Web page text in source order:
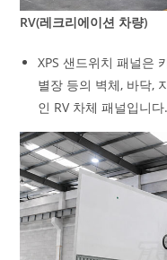
RV(레크리에이션 차량)
XPS 샌드위치 패널은
별장 등의 벽체, 바닥,
인 RV 차체 패널입니다.